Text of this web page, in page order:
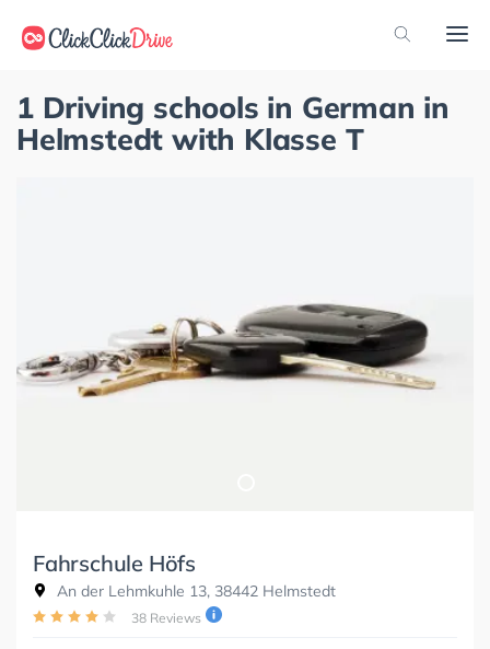
1 Driving schools in German in
Helmstedt with Klasse T
Fahrschule Höfs
An der Lehmkuhle 13, 38442 Helmstedt
38 Reviews